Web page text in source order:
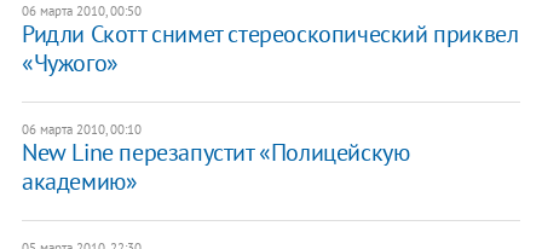
06 марта 2010, 00:50
Ридли Скотт снимет стереоскопический приквел
«Чужого»
06 марта 2010, 00:10
New Line перезапустит «Полицейскую
академию»